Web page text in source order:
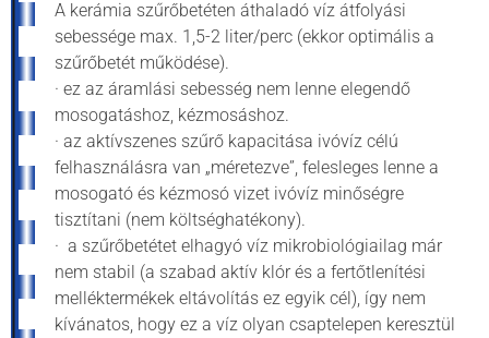
A kerámia szűrőbetéten áthaladó víz átfolyási
sebessége max. 1,5-2 liter/perc (ekkor optimális a
szűrőbetét működése).
· ez az áramlási sebesség nem lenne elegendő
mosogatáshoz, kézmosáshoz.
· az aktívszenes szűrő kapacitása ivóvíz célú
felhasználásra van „méretezve”, felesleges lenne a
mosogató és kézmosó vizet ivóvíz minőségre
tisztítani (nem költséghatékony).
· a szűrőbetétet elhagyó víz mikrobiológiailag már
nem stabil (a szabad aktív klór és a fertőtlenítési
melléktermékek eltávolítás ez egyik cél), így nem
kívánatos, hogy ez a víz olyan csaptelepen keresztül